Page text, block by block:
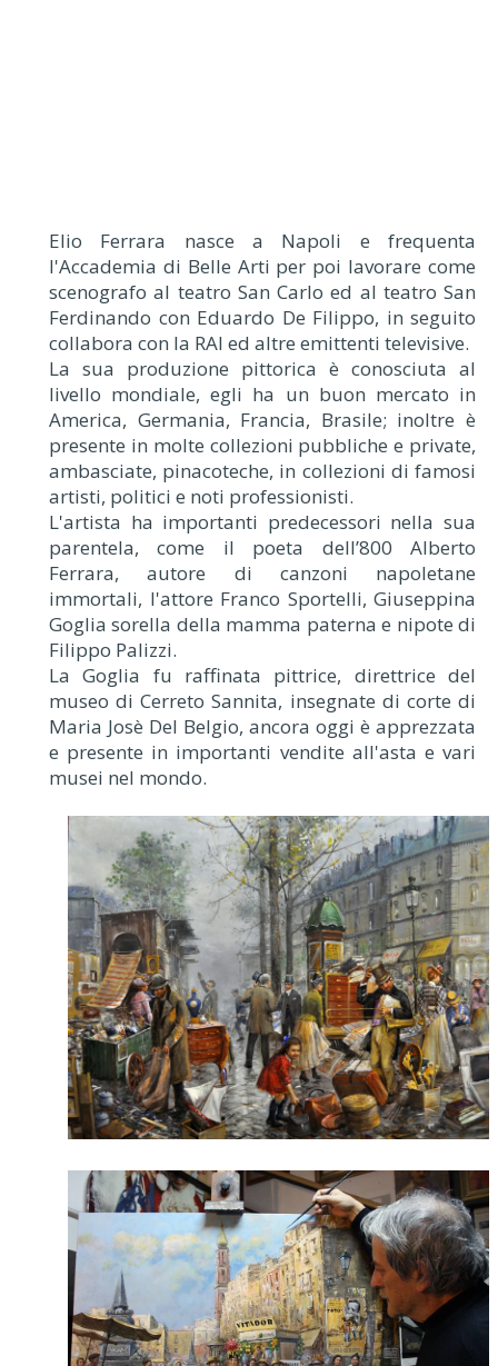
Elio Ferrara nasce a Napoli e frequenta
l'Accademia di Belle Arti per poi lavorare come
scenografo al teatro San Carlo ed al teatro San
Ferdinando con Eduardo De Filippo, in seguito
collabora con la RAI ed altre emittenti televisive.
La sua produzione pittorica è conosciuta al
livello mondiale, egli ha un buon mercato in
America, Germania, Francia, Brasile; inoltre è
presente in molte collezioni pubbliche e private,
ambasciate, pinacoteche, in collezioni di famosi
artisti, politici e noti professionisti.
L'artista ha importanti predecessori nella sua
parentela, come il poeta dell’800 Alberto
Ferrara, autore di canzoni napoletane
immortali, l'attore Franco Sportelli, Giuseppina
Goglia sorella della mamma paterna e nipote di
Filippo Palizzi.
La Goglia fu raffinata pittrice, direttrice del
museo di Cerreto Sannita, insegnate di corte di
Maria Josè Del Belgio, ancora oggi è apprezzata
e presente in importanti vendite all'asta e vari
musei nel mondo.